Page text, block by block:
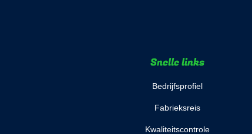
Snelle links
Bedrijfsprofiel
Fabrieksreis
Kwaliteitscontrole